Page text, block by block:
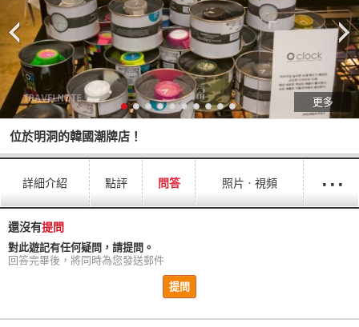
更多
位於明洞的韓國潮牌店！
詳細介紹 點評 問答 照片ㆍ視頻 ···
還沒有提問
對此遊記有任何疑問，請提問。
回答完畢後，將同時為您發送郵件
提問